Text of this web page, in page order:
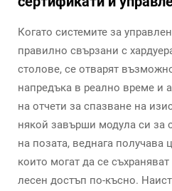
Когато системите за
правилно свързани с
столове, се отварят
напредъка в реално време и
на отчети за спазване на
някой завърши модула си за
на позата, веднага получава
които могат да се
лесен достъп по-късно.